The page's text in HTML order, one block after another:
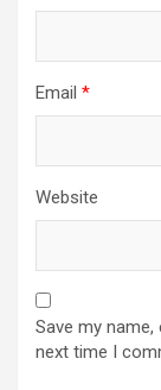
Email *
Website
Save my
next time I